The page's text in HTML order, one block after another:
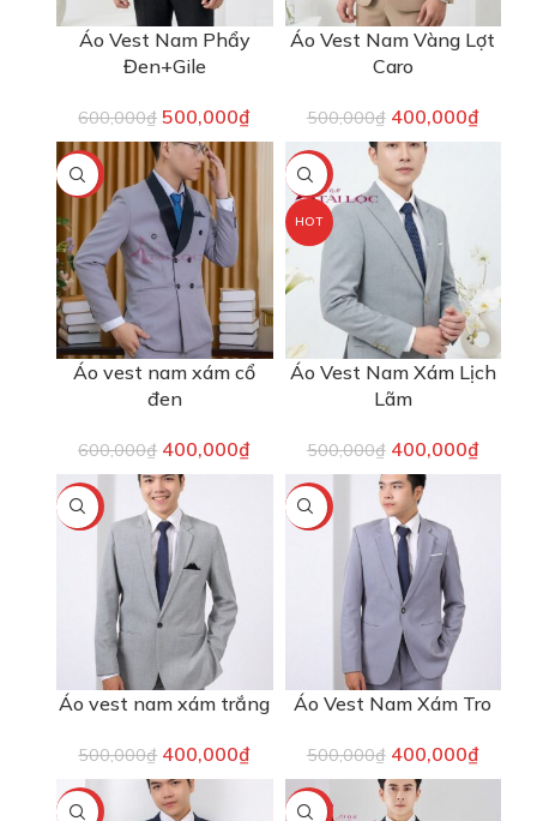
Áo Vest Nam Phẩy
Đen+Gile
600,000₫ 500,000₫
Áo Vest Nam Vàng Lợt
Caro
500,000₫ 400,000₫
-33%
Áo vest nam xám cổ
đen
600,000₫ 400,000₫
-20%
HOT
Áo Vest Nam Xám Lịch
Lãm
500,000₫ 400,000₫
-20%
Áo vest nam xám trắng
500,000₫ 400,000₫
-20%
Áo Vest Nam Xám Tro
500,000₫ 400,000₫
-20% -17%